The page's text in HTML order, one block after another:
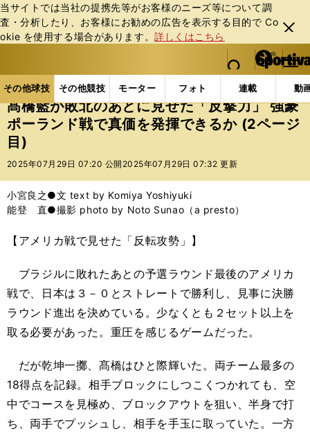
当サイトでは当社の提携先等がお客様のニーズ等について調
査・分析したり、お客様にお勧めの広告を表⽰する⽬的で Co
okie を使⽤する場合があります。詳しくはこちら
閉じ
る
web Sportiva (webスポルティーバ)
検索
マイペ
ー
ジ
メニュ
その他球技 その他競技 モーター フォト 連載 動
ス
ポ
ル
テ
ー
バ
その他球技の記事一覧 バレー 髙橋藍が敗北のあと
髙橋藍が敗北のあとに見せた「反撃力」 強豪
ポーランド戦で真価を発揮できるか (2ページ
目)
2025年07月29日 07:20 公開 2025年07月29日 07:32 更新
小宮良之●文 text by Komiya Yoshiyuki
能登 直●撮影 photo by Noto Sunao（a presto）
【アメリカ戦で見せた「反転攻勢」】
ブラジルに敗れたあとの予選ラウンド最後のアメリカ
戦で、日本は３－０とストレートで勝利し、見事に決勝
ラウンド進出を決めている。少なくとも２セット以上を
取る必要があった。重圧を感じるゲームだった。
だが乾坤一擲、髙橋はひと際輝いた。両チーム最多の
18得点を記録。相手ブロックにしつこくつかれても、空
中でコースを見極め、ブロックアウトを狙い、半身で打
ち、両手でプッシュし、相手を手玉に取っていた。一方